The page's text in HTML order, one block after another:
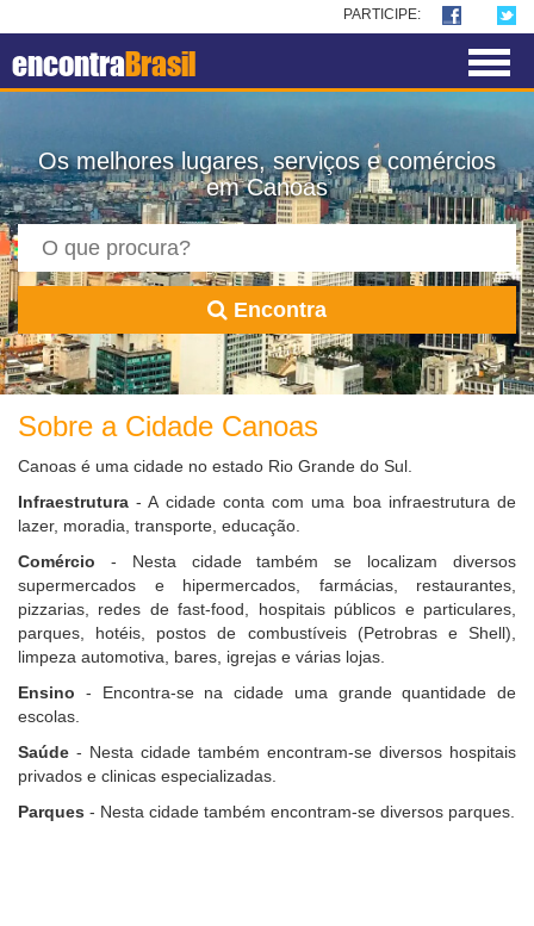
PARTICIPE:
encontraBrasil
Os melhores lugares, serviços e comércios
em Canoas
Encontra
Sobre a Cidade Canoas
Canoas é uma cidade no estado Rio Grande do Sul.
Infraestrutura - A cidade conta com uma boa infraestrutura de
lazer, moradia, transporte, educação.
Comércio - Nesta cidade também se localizam diversos
supermercados e hipermercados, farmácias, restaurantes,
pizzarias, redes de fast-food, hospitais públicos e particulares,
parques, hotéis, postos de combustíveis (Petrobras e Shell),
limpeza automotiva, bares, igrejas e várias lojas.
Ensino - Encontra-se na cidade uma grande quantidade de
escolas.
Saúde - Nesta cidade também encontram-se diversos hospitais
privados e clinicas especializadas.
Parques - Nesta cidade também encontram-se diversos parques.